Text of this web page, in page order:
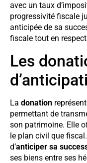
avec un taux
progressivité fiscale
anticipée de sa
fiscale tout en
Les
La donation
permettant de
son patrimoine. Elle
le plan civil que
d’anticiper sa
ses biens entre ses